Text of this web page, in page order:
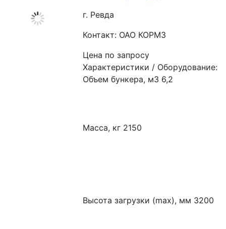
г. Ревда
Контакт: ОАО КОРМЗ
Цена по запросу
Характеристики / Оборудование:
Объем бункера, м3 6,2
Масса, кг 2150
Высота загрузки (max), мм 3200